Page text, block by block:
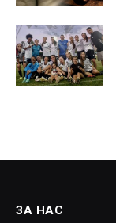
ЗА НАС